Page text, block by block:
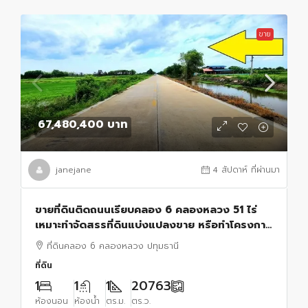
ขาย
67,480,400 บาท
janejane 4 สัปดาห์ ที่ผ่านมา
ขายที่ดินติดถนนเรียบคลอง 6 คลองหลวง 51 ไร่
เหมาะทำจัดสรรที่ดินแบ่งแปลงขาย หรือทำโครงการ
บ้าน ทำการเกษตร ซื้อเก็บไว้ได้
ที่ดินคลอง 6 คลองหลวง ปทุมธานี
ที่ดิน
1
ห้องนอน
1
ห้องน้ำ
1
ตร.ม.
20763
ตร.ว.